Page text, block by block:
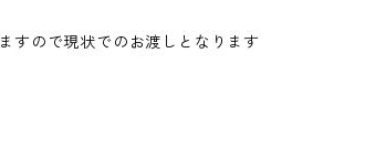
すので現状でのお渡しとなります